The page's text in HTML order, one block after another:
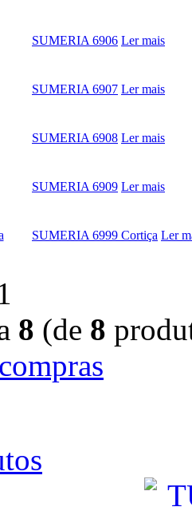
SUMERIA 6906 Ler mais
SUMERIA 6907 Ler mais
SUMERIA 6908 Ler mais
SUMERIA 6909 Ler mais
SUMERIA 6999 Cortiça Ler
8 (de 8